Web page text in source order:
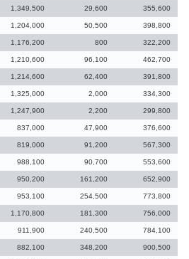
1,349,500 29,600 355,600
1,204,000 50,500 398,800
1,176,200 800 322,200
1,210,600 96,100 462,700
1,214,600 62,400 391,800
1,325,000 2,000 334,300
1,247,900 2,200 299,800
837,000 47,900 376,600
819,000 91,200 567,300
988,100 90,700 553,600
950,200 161,200 652,900
953,100 254,500 773,800
1,170,800 181,300 756,000
911,900 240,500 784,100
882,100 348,200 900,500